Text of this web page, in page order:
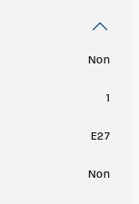
Non
1
E27
Non